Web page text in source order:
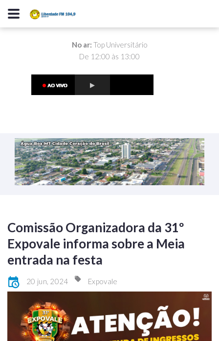
No ar: Top Universitário
De 12:00 às 13:00
Comissão Organizadora da 31º
Expovale informa sobre a Meia
entrada na festa
20 jun, 2024 Expovale